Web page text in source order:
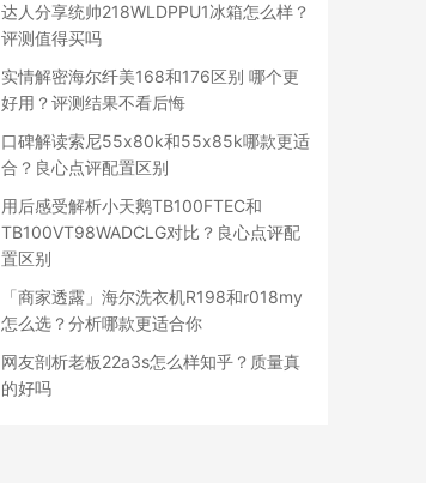
达人分享统帅218WLDPPU1冰箱怎么样？
评测值得买吗
实情解密海尔纤美168和176区别 哪个更
好用？评测结果不看后悔
口碑解读索尼55x80k和55x85k哪款更适
合？良心点评配置区别
用后感受解析小天鹅TB100FTEC和
TB100VT98WADCLG对比？良心点评配
置区别
「商家透露」海尔洗衣机R198和r018my
怎么选？分析哪款更适合你
网友剖析老板22a3s怎么样知乎？质量真
的好吗